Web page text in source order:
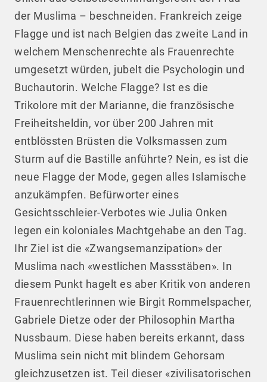
der Muslima – beschneiden. Frankreich zeige
Flagge und ist nach Belgien das zweite Land in
welchem Menschenrechte als Frauenrechte
umgesetzt würden, jubelt die Psychologin und
Buchautorin. Welche Flagge? Ist es die
Trikolore mit der Marianne, die französische
Freiheitsheldin, vor über 200 Jahren mit
entblössten Brüsten die Volksmassen zum
Sturm auf die Bastille anführte? Nein, es ist die
neue Flagge der Mode, gegen alles Islamische
anzukämpfen. Befürworter eines
Gesichtsschleier-Verbotes wie Julia Onken
legen ein koloniales Machtgehabe an den Tag.
Ihr Ziel ist die «Zwangsemanzipation» der
Muslima nach «westlichen Massstäben». In
diesem Punkt hagelt es aber Kritik von anderen
Frauenrechtlerinnen wie Birgit Rommelspacher,
Gabriele Dietze oder der Philosophin Martha
Nussbaum. Diese haben bereits erkannt, dass
Muslima sein nicht mit blindem Gehorsam
gleichzusetzen ist. Teil dieser «zivilisatorischen